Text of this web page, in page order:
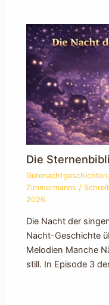
Die
Gutenachtgeschichten,
Zimmermanns /
2026
Die Nacht der
Nacht-Geschichte
Melodien Manche
still. In Episode 3